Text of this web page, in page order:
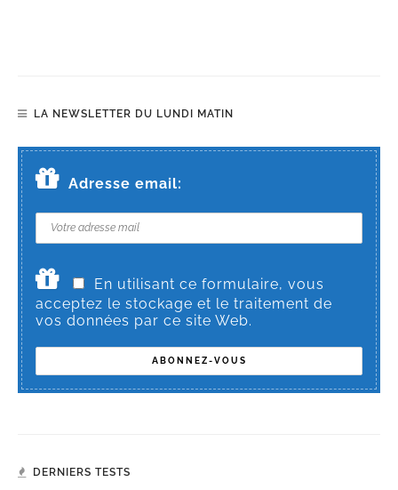
LA NEWSLETTER DU LUNDI MATIN
Adresse email:
En utilisant ce formulaire, vous
acceptez le stockage et le traitement de
vos données par ce site Web.
DERNIERS TESTS